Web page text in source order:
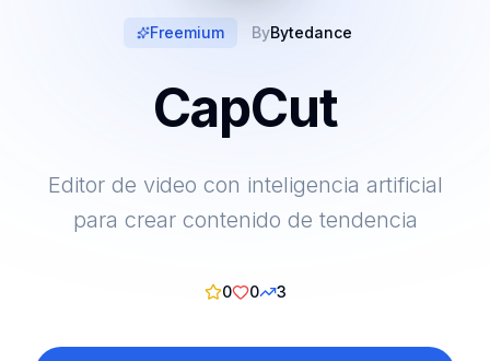
Freemium ByBytedance
CapCut
Editor de video con inteligencia artificial
para crear contenido de tendencia
0 0 3